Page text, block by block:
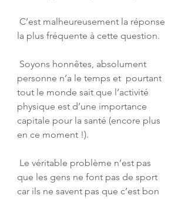
la plus fréquente à cette question.
personne n’a le temps et  pourtant
tout le monde sait que l’activité
physique est d’une importance
capitale pour la santé (encore plus
en ce moment !).
que les gens ne font pas de sport
car ils ne savent pas que c’est bon